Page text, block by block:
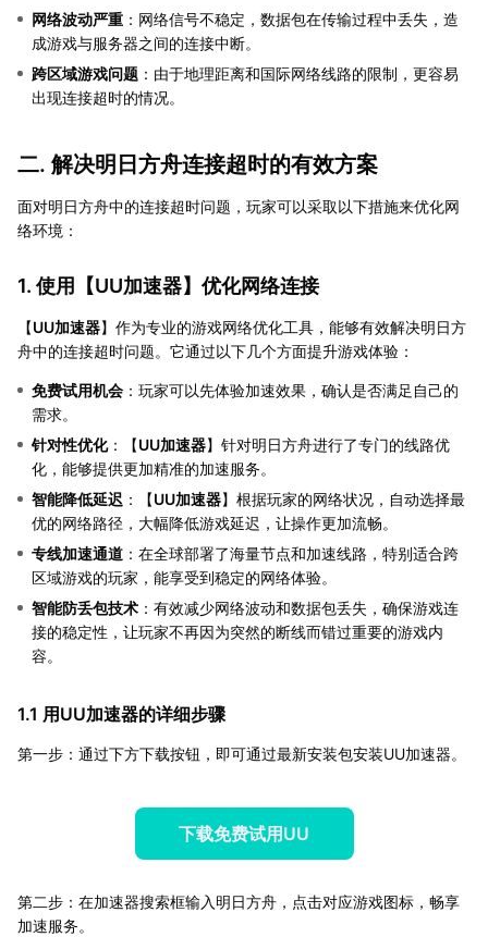
网络波动严重 ：网络信号不稳定，数据包在传输过程中丢失，造
成游戏与服务器之间的连接中断。
跨区域游戏问题 ：由于地理距离和国际网络线路的限制，更容易
出现连接超时的情况。
二. 解决明日方舟连接超时的有效方案
面对明日方舟中的连接超时问题，玩家可以采取以下措施来优化网
络环境：
1. 使用【UU加速器】优化网络连接
【UU加速器】作为专业的游戏网络优化工具，能够有效解决明日方
舟中的连接超时问题。它通过以下几个方面提升游戏体验：
免费试用机会 ：玩家可以先体验加速效果，确认是否满足自己的
需求。
针对性优化：【UU加速器】针对明日方舟进行了专门的线路优
化，能够提供更加精准的加速服务。
智能降低延迟 ：【UU加速器】根据玩家的网络状况，自动选择最
优的网络路径，大幅降低游戏延迟，让操作更加流畅。
专线加速通道 ：在全球部署了海量节点和加速线路，特别适合跨
区域游戏的玩家，能享受到稳定的网络体验。
智能防丢包技术 ：有效减少网络波动和数据包丢失，确保游戏连
接的稳定性，让玩家不再因为突然的断线而错过重要的游戏内
容。
1.1 用UU加速器的详细步骤
第一步：通过下方下载按钮，即可通过最新安装包安装UU加速器。
下载免费试用UU
第二步：在加速器搜索框输入明日方舟，点击对应游戏图标，畅享
加速服务。